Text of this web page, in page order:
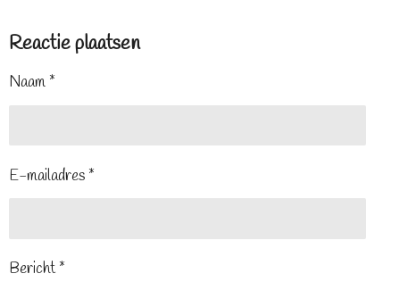
Reactie plaatsen
Naam *
E-mailadres *
Bericht *